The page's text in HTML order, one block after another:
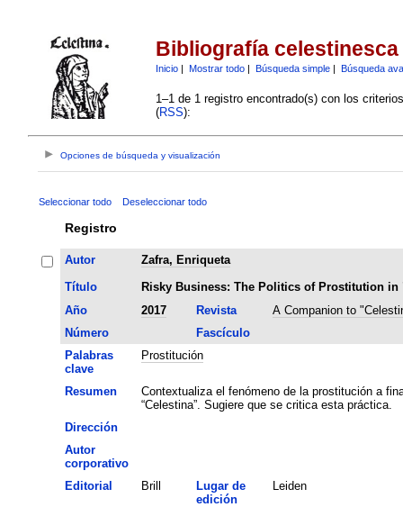
Bibliografía celestinesca
Inicio| Mostrar todo| Búsqueda simple| Búsqueda
1–1 de 1 registro encontrado(s) con los
(RSS):
Opciones de búsqueda y visualización
Seleccionar todo Deseleccionar todo
Registro
Autor
Zafra, Enriqueta
Título
Risky Business: The Politics of Prostitution in
Año
2017 Revista
A Companion to
Número
Fascículo
Palabras
clave
Prostitución
Resumen
Contextualiza el fenómeno de la prostitución a
“Celestina”. Sugiere que se critica esta práctica.
Dirección
Autor
corporativo
Editorial
Brill
Lugar de
edición
Leiden